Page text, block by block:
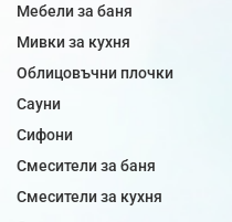
Мебели за баня
Мивки за кухня
Облицовъчни плочки
Сауни
Сифони
Смесители за баня
Смесители за кухня